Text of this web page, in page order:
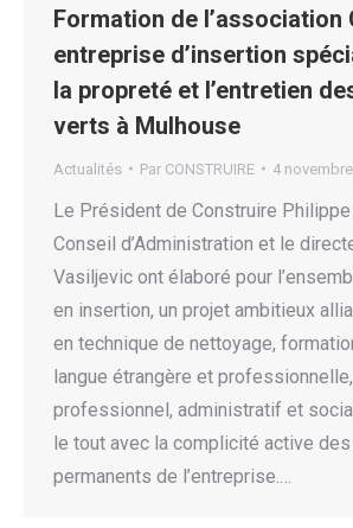
Formation de l’association
entreprise d’insertion
la propreté et l’entretien
verts à Mulhouse
Actualités Par CONSTRUIRE 4
Le Président de Construire
Conseil d’Administration et le
Vasiljevic ont élaboré pour
en insertion, un projet ambitieux
en technique de nettoyage,
langue étrangère et
professionnel, administratif et
le tout avec la complicité active
permanents de l’entreprise.…